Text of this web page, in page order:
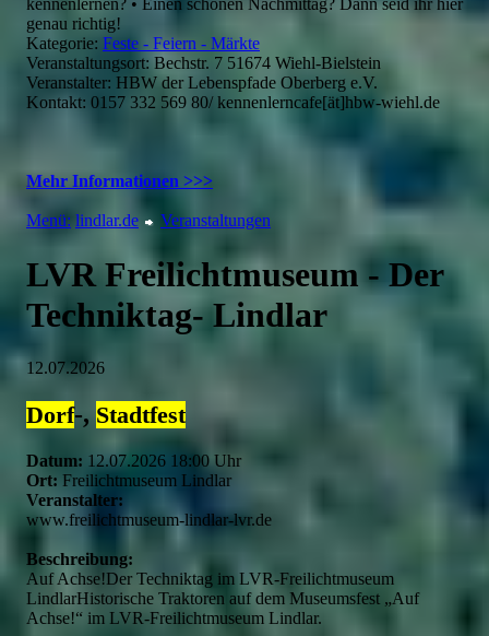
kennenlernen? • Einen schönen Nachmittag? Dann seid ihr hier
genau richtig!
Kategorie: Feste - Feiern - Märkte
Veranstaltungsort: Bechstr. 7 51674 Wiehl-Bielstein
Veranstalter: HBW der Lebenspfade Oberberg e.V.
Kontakt: 0157 332 569 80/ kennenlerncafe[ät]hbw-wiehl.de
Mehr Informationen >>>
Menü: lindlar.de Veranstaltungen
LVR Freilichtmuseum - Der
Techniktag- Lindlar
12.07.2026
Dorf-, Stadtfest
Datum: 12.07.2026 18:00 Uhr
Ort: Freilichtmuseum Lindlar
Veranstalter:
www.freilichtmuseum-lindlar-lvr.de
Beschreibung:
Auf Achse!Der Techniktag im LVR-Freilichtmuseum
LindlarHistorische Traktoren auf dem Museumsfest „Auf
Achse!“ im LVR-Freilichtmuseum Lindlar.